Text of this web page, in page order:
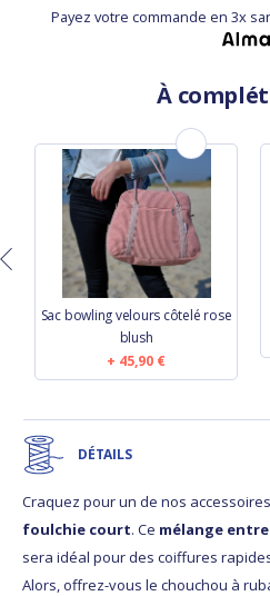
Payez votre commande en 3x
À
Sac bowling velours côtelé rose
blush
45,90 €
DÉTAILS
Craquez pour un de nos
foulchie court. Ce mélange
sera idéal pour des coiffures
Alors, offrez-vous le chouchou à